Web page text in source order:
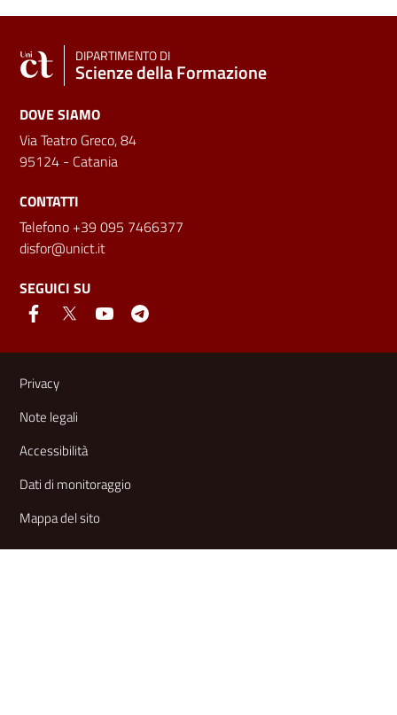
DIPARTIMENTO DI
Scienze della Formazione
DOVE SIAMO
Via Teatro Greco, 84
95124 - Catania
CONTATTI
Telefono +39 095 7466377
disfor@unict.it
SEGUICI SU
Link e informazioni utili
Privacy
Note legali
Accessibilità
Dati di monitoraggio
Mappa del sito